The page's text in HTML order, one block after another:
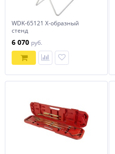
WDK-65121 X-образный
стенд
6 070 руб.